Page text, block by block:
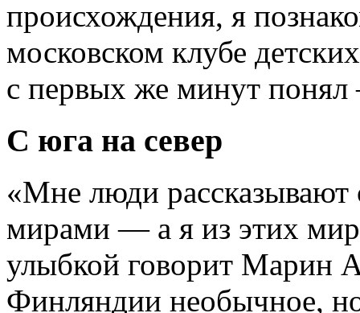
происхождения, я
московском клубе
с первых же минут
С юга на север
«Мне люди рассказывают
мирами — а я из этих
улыбкой говорит Марин
Финляндии необычное,